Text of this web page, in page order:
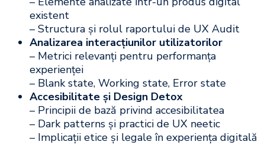
existent
– Structura și rolul raportului de UX Audit
Analizarea interacțiunilor utilizatorilor
– Metrici relevanți pentru performanța
experienței
– Blank state, Working state, Error state
Accesibilitate și Design Detox
– Principii de bază privind accesibilitatea
– Dark patterns și practici de UX neetic
– Implicații etice și legale în experiența digitală